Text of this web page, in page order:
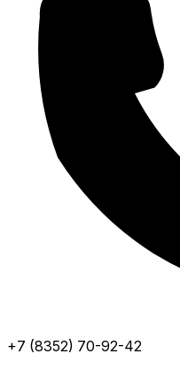
+7 (8352) 70-92-42